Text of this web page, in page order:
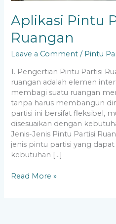
Aplikasi Pintu
Ruangan
Leave a Comment / Pintu
1. Pengertian Pintu Partisi
ruangan adalah elemen
membagi suatu ruangan
tanpa harus membangun
partisi ini bersifat fleksibel,
disesuaikan dengan
Jenis-Jenis Pintu Partisi
jenis pintu partisi yang
kebutuhan […]
Read More »